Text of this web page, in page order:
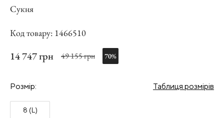
Сукня
Код товару: 1466510
14 747 грн 49 155 грн 70%
Розмір: Таблиця розмірів
8 (L)